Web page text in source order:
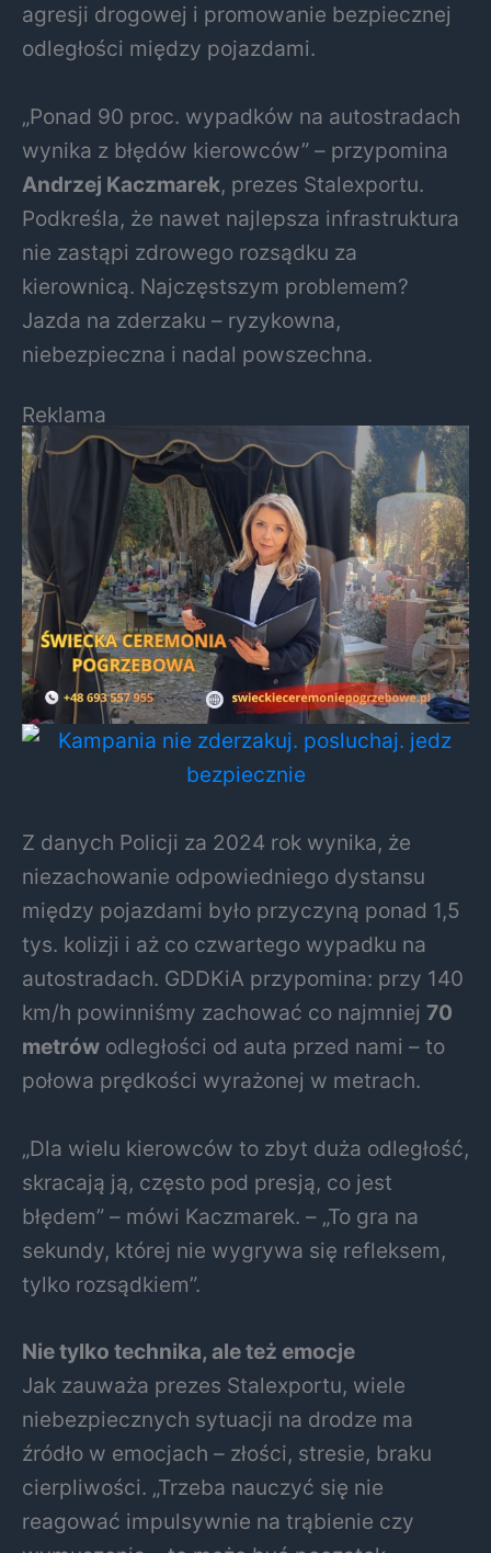
agresji drogowej i promowanie bezpiecznej
odległości między pojazdami.
„Ponad 90 proc. wypadków na autostradach
wynika z błędów kierowców” – przypomina
Andrzej Kaczmarek, prezes Stalexportu.
Podkreśla, że nawet najlepsza infrastruktura
nie zastąpi zdrowego rozsądku za
kierownicą. Najczęstszym problemem?
Jazda na zderzaku – ryzykowna,
niebezpieczna i nadal powszechna.
Reklama
Z danych Policji za 2024 rok wynika, że
niezachowanie odpowiedniego dystansu
między pojazdami było przyczyną ponad 1,5
tys. kolizji i aż co czwartego wypadku na
autostradach. GDDKiA przypomina: przy 140
km/h powinniśmy zachować co najmniej 70
metrów odległości od auta przed nami – to
połowa prędkości wyrażonej w metrach.
„Dla wielu kierowców to zbyt duża odległość,
skracają ją, często pod presją, co jest
błędem” – mówi Kaczmarek. – „To gra na
sekundy, której nie wygrywa się refleksem,
tylko rozsądkiem”.
Nie tylko technika, ale też emocje
Jak zauważa prezes Stalexportu, wiele
niebezpiecznych sytuacji na drodze ma
źródło w emocjach – złości, stresie, braku
cierpliwości. „Trzeba nauczyć się nie
reagować impulsywnie na trąbienie czy